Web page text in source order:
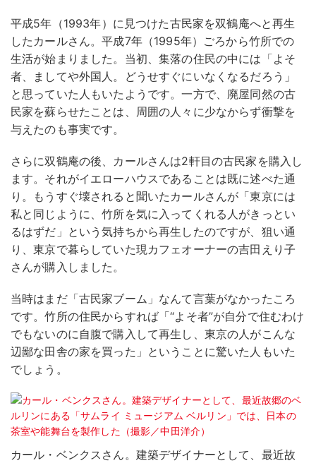
平成5年（1993年）に見つけた古民家を双鶴庵へと再生
したカールさん。平成7年（1995年）ごろから竹所での
生活が始まりました。当初、集落の住民の中には「よそ
者、ましてや外国人。どうせすぐにいなくなるだろう」
と思っていた人もいたようです。一方で、廃屋同然の古
民家を蘇らせたことは、周囲の人々に少なからず衝撃を
与えたのも事実です。
さらに双鶴庵の後、カールさんは2軒目の古民家を購入し
ます。それがイエローハウスであることは既に述べた通
り。もうすぐ壊されると聞いたカールさんが「東京には
私と同じように、竹所を気に入ってくれる人がきっとい
るはずだ」という気持ちから再生したのですが、狙い通
り、東京で暮らしていた現カフェオーナーの吉田えり子
さんが購入しました。
当時はまだ「古民家ブーム」なんて言葉がなかったころ
です。竹所の住民からすれば「“よそ者”が自分で住むわけ
でもないのに自腹で購入して再生し、東京の人がこんな
辺鄙な田舎の家を買った」ということに驚いた人もいた
でしょう。
カール・ベンクスさん。建築デザイナーとして、最近故